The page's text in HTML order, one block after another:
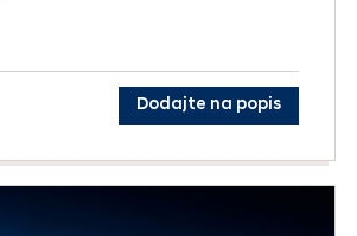
Dodajte na popis